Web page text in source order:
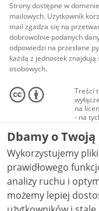
Strony dostępne w
mailowych. Użytkownik
mail zgadza się na
dobrowolnie podanych
odpowiedzi na przesłane
każdą z jednostek
osobowych.
Treści
na
- na
audio i
NC-
Dbamy o
Wykorzystujemy
prawidłowego
analizy ruchu i
możemy lepiej